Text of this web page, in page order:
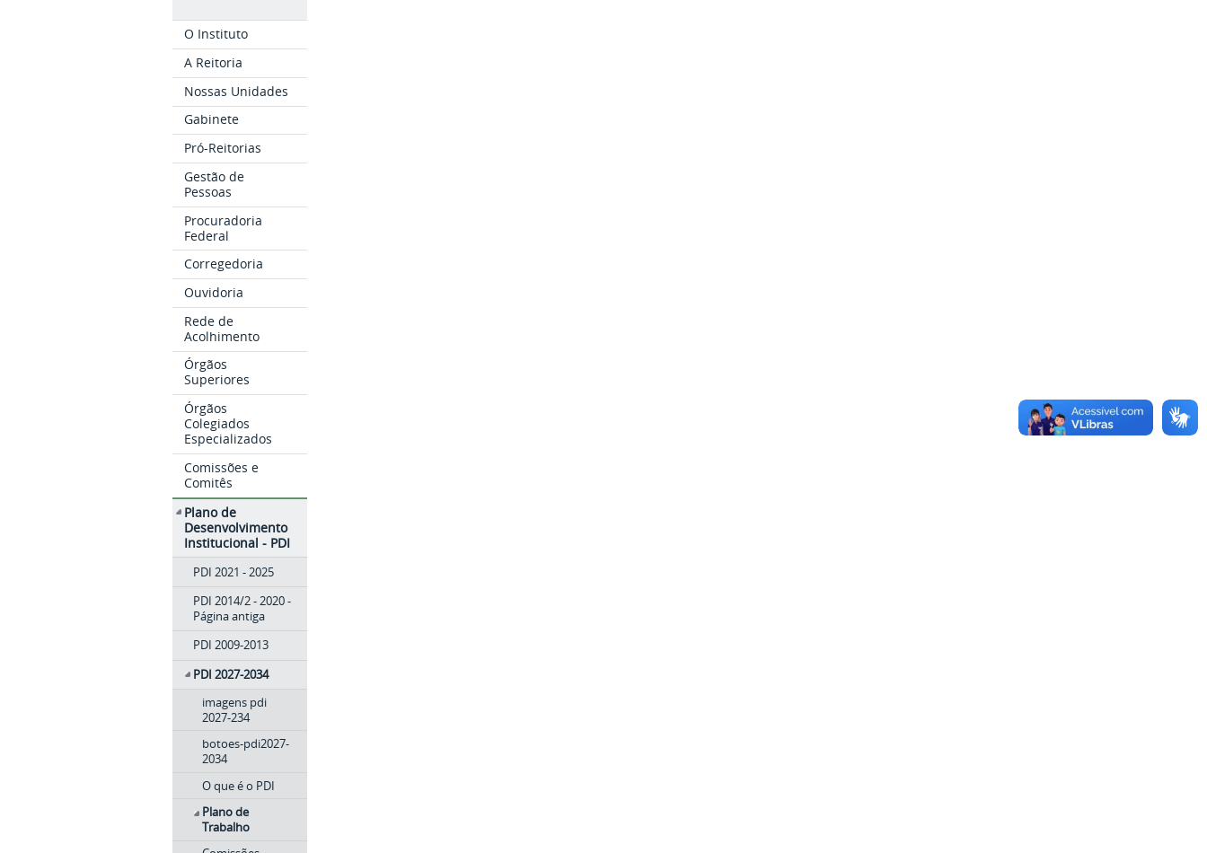
O Instituto
A Reitoria
Nossas Unidades
Gabinete
Pró-Reitorias
Gestão de
Pessoas
Procuradoria
Federal
Corregedoria
Ouvidoria
Rede de
Acolhimento
Órgãos
Superiores
Órgãos
Colegiados
Especializados
Comissões e
Comitês
Plano de
Desenvolvimento
Institucional - PDI
PDI 2021 - 2025
PDI 2014/2 - 2020 -
Página antiga
PDI 2009-2013
PDI 2027-2034
imagens pdi
2027-234
botoes-pdi2027-
2034
O que é o PDI
Plano de
Trabalho